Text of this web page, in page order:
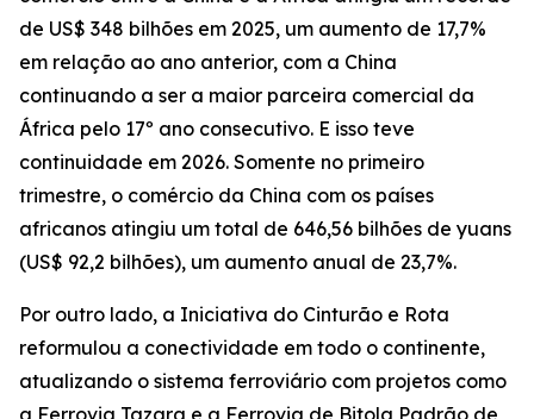
de US$ 348 bilhões em 2025, um aumento de 17,7%
em relação ao ano anterior, com a China
continuando a ser a maior parceira comercial da
África pelo 17º ano consecutivo. E isso teve
continuidade em 2026. Somente no primeiro
trimestre, o comércio da China com os países
africanos atingiu um total de 646,56 bilhões de yuans
(US$ 92,2 bilhões), um aumento anual de 23,7%.
Por outro lado, a Iniciativa do Cinturão e Rota
reformulou a conectividade em todo o continente,
atualizando o sistema ferroviário com projetos como
a Ferrovia Tazara e a Ferrovia de Bitola Padrão de